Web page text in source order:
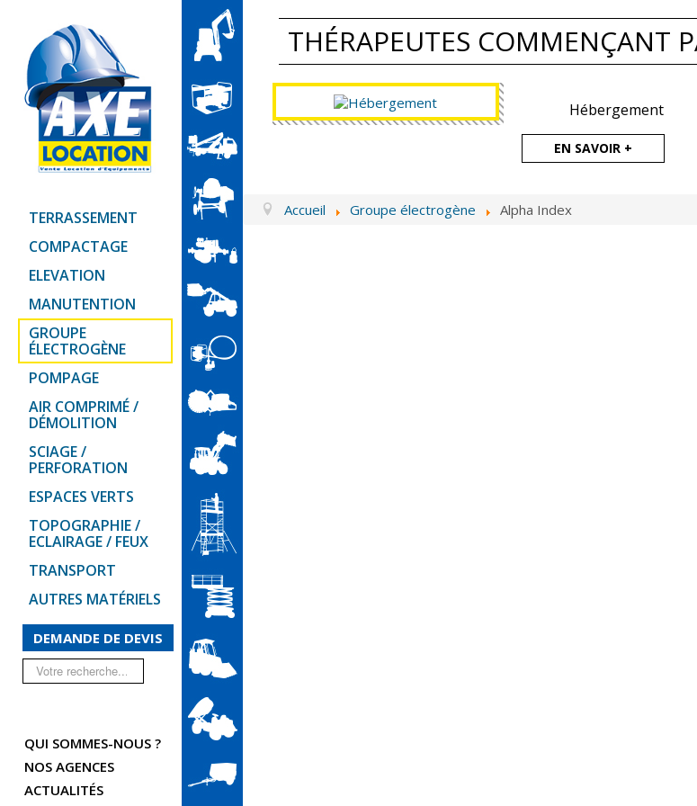
TERRASSEMENT
COMPACTAGE
ELEVATION
MANUTENTION
GROUPE
ÉLECTROGÈNE
POMPAGE
AIR COMPRIMÉ /
DÉMOLITION
SCIAGE /
PERFORATION
ESPACES VERTS
TOPOGRAPHIE /
ECLAIRAGE / FEUX
TRANSPORT
AUTRES MATÉRIELS
DEMANDE DE DEVIS
Rechercher
QUI SOMMES-NOUS ?
NOS AGENCES
ACTUALITÉS
THÉRAPEUTES COMMENÇANT
Hébergement
EN SAVOIR +
Accueil Groupe électrogène Alpha Index